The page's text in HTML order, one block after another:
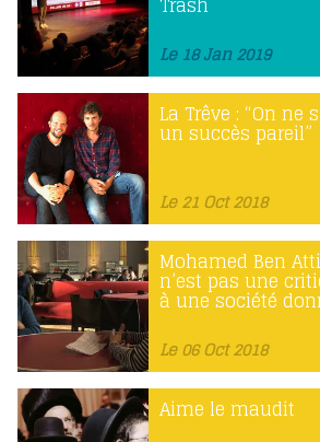
Le 18 Jan 2019
La Trêve : “On ne
un succès pareil”
Le 21 Oct 2018
Mohamed Ben
n’est pas une
à une société
Le 06 Oct 2018
Aime le maudit